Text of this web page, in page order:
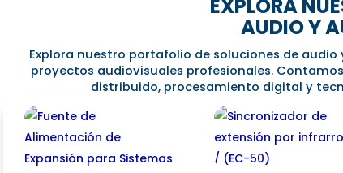
EXPLORA
AUDIO Y
Explora nuestro portafolio de soluciones de
proyectos audiovisuales profesionales.
distribuido, procesamiento digital y